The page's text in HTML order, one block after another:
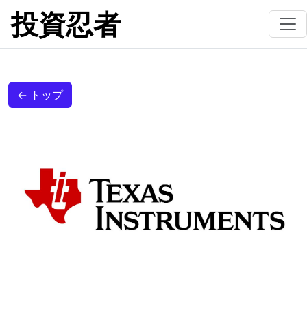
投資忍者
← トップ